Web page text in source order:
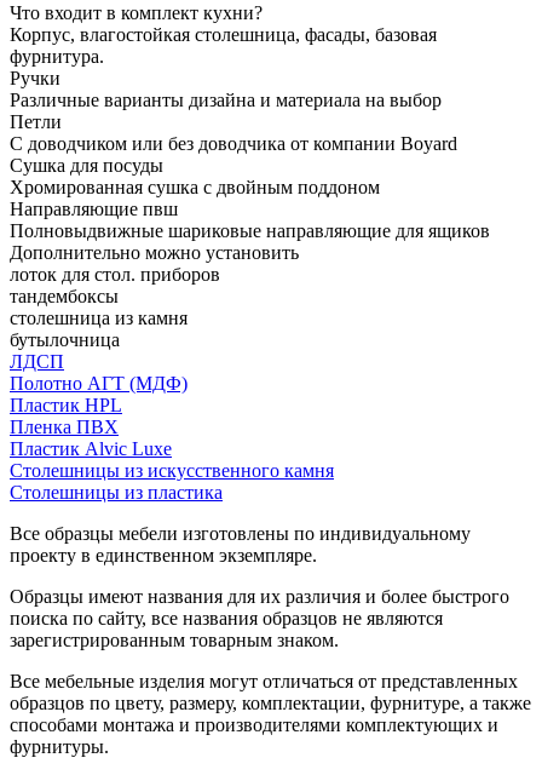
Что входит в комплект кухни?
Корпус, влагостойкая столешница, фасады, базовая
фурнитура.
Ручки
Различные варианты дизайна и материала на выбор
Петли
С доводчиком или без доводчика от компании Boyard
Сушка для посуды
Хромированная сушка с двойным поддоном
Направляющие пвш
Полновыдвижные шариковые направляющие для ящиков
Дополнительно можно установить
лоток для стол. приборов
тандембоксы
столешница из камня
бутылочница
ЛДСП
Полотно АГТ (МДФ)
Пластик HPL
Пленка ПВХ
Пластик Alvic Luxe
Столешницы из искусственного камня
Столешницы из пластика
Все образцы мебели изготовлены по индивидуальному
проекту в единственном экземпляре.
Образцы имеют названия для их различия и более быстрого
поиска по сайту, все названия образцов не являются
зарегистрированным товарным знаком.
Все мебельные изделия могут отличаться от представленных
образцов по цвету, размеру, комплектации, фурнитуре, а также
способами монтажа и производителями комплектующих и
фурнитуры.